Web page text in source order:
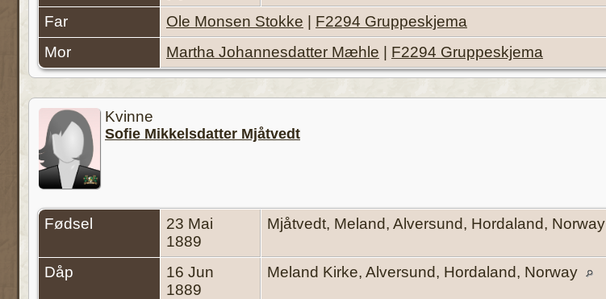
Far Ole Monsen Stokke | F2294 Gruppeskjema
Mor
Martha Johannesdatter Mæhle | F2294 Gruppeskjema
Kvinne
Sofie Mikkelsdatter Mjåtvedt
Fødsel
23 Mai
1889
Mjåtvedt, Meland, Alversund, Hordaland, Norway
Dåp
16 Jun
1889
Meland Kirke, Alversund, Hordaland, Norway